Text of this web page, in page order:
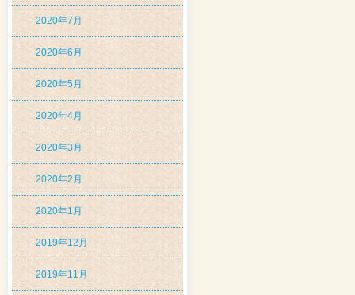
2020年7月
2020年6月
2020年5月
2020年4月
2020年3月
2020年2月
2020年1月
2019年12月
2019年11月